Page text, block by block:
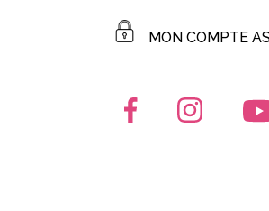
MON COMPTE
Lien vers leLien